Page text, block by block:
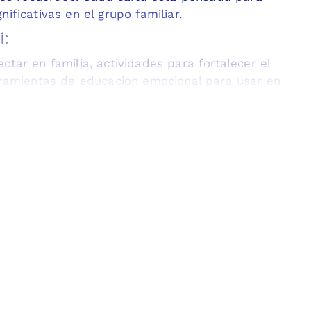
en el grupo familiar.
en familia, actividades para fortalecer el
de educación emocional para usar en